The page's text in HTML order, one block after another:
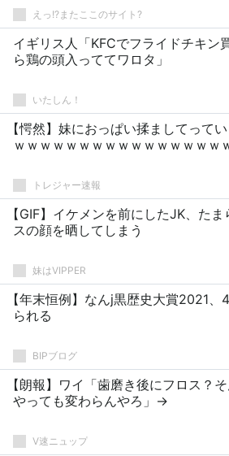
えっ!?またここのサイト?
イギリス人「KFCでフライドチキン
ら鶏の頭入っててワロタ」
いたしん！
【愕然】妹におっぱい揉ましてって
ｗｗｗｗｗｗｗｗｗｗｗｗｗｗｗｗ
トレジャー速報
【GIF】イケメンを前にしたJK、たま
スの顔を晒してしまう
妹はVIPPER
【年末恒例】なんj黒歴史大賞2021、
られる
BIPブログ
【朗報】ワイ「歯磨き後にフロス？
やっても変わらんやろ」→
V速ニュップ